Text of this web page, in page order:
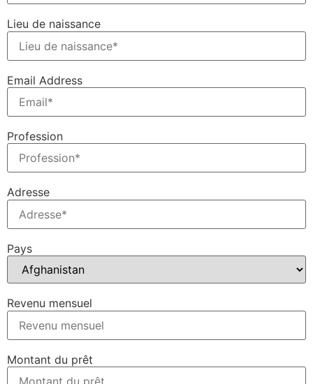
Lieu de naissance
Email Address
Profession
Adresse
Pays
Revenu mensuel
Montant du prêt